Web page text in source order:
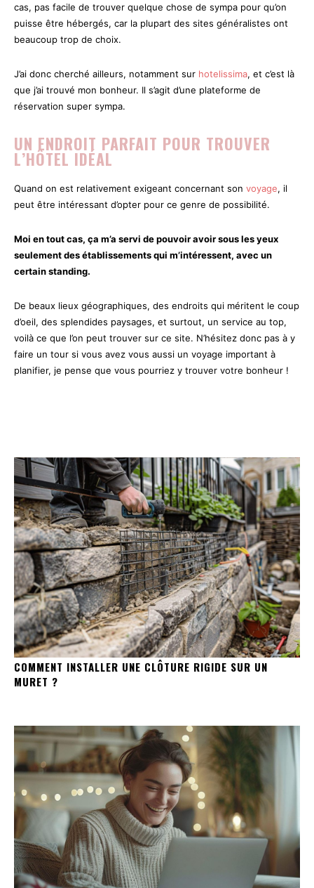
cas, pas facile de trouver quelque chose de sympa pour qu’on
puisse être hébergés, car la plupart des sites généralistes ont
beaucoup trop de choix.
J’ai donc cherché ailleurs, notamment sur hotelissima, et c’est là
que j’ai trouvé mon bonheur. Il s’agit d’une plateforme de
réservation super sympa.
UN ENDROIT PARFAIT POUR TROUVER
L’HÔTEL IDÉAL
Quand on est relativement exigeant concernant son voyage, il
peut être intéressant d’opter pour ce genre de possibilité.
Moi en tout cas, ça m’a servi de pouvoir avoir sous les yeux
seulement des établissements qui m’intéressent, avec un
certain standing.
De beaux lieux géographiques, des endroits qui méritent le coup
d’oeil, des splendides paysages, et surtout, un service au top,
voilà ce que l’on peut trouver sur ce site. N’hésitez donc pas à y
faire un tour si vous avez vous aussi un voyage important à
planifier, je pense que vous pourriez y trouver votre bonheur !
COMMENT INSTALLER UNE CLÔTURE RIGIDE SUR UN
MURET ?